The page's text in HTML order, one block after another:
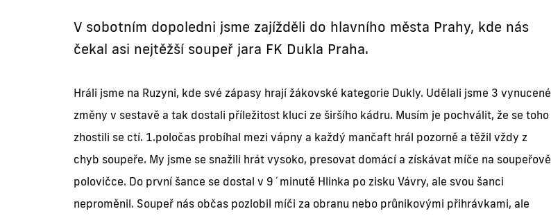
V sobotním dopoledni jsme zajížděli do hlavního města Prahy, kde nás
čekal asi nejtěžší soupeř jara FK Dukla Praha.
Hráli jsme na Ruzyni, kde své zápasy hrají žákovské kategorie Dukly. Udělali jsme 3 vynucené
změny v sestavě a tak dostali příležitost kluci ze širšího kádru. Musím je pochválit, že se toho
zhostili se ctí. 1.poločas probíhal mezi vápny a každý mančaft hrál pozorně a těžil vždy z
chyb soupeře. My jsme se snažili hrát vysoko, presovat domácí a získávat míče na soupeřově
polovičce. Do první šance se dostal v 9´minutě Hlinka po zisku Vávry, ale svou šanci
neproměnil. Soupeř nás občas pozlobil míči za obranu nebo průnikovými přihrávkami, ale